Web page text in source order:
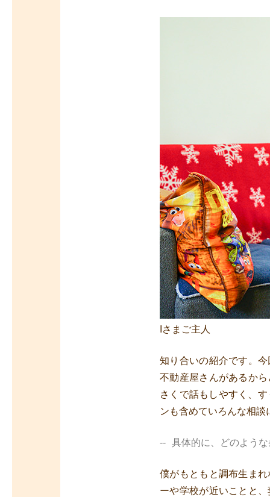
Iさまご主人
知り合いの紹介です。
不動産屋さんがあるか
さくで話もしやすく、
ンも含めていろんな相
具体的に、どのよう
僕がもともと調布生ま
ーや学校が近いことと